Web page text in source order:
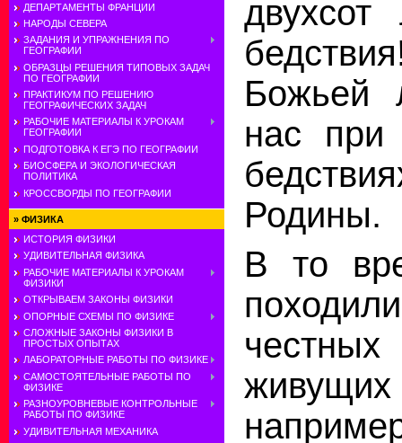
ДЕПАРТАМЕНТЫ ФРАНЦИИ
НАРОДЫ СЕВЕРА
ЗАДАНИЯ И УПРАЖНЕНИЯ ПО
ГЕОГРАФИИ
ОБРАЗЦЫ РЕШЕНИЯ ТИПОВЫХ ЗАДАЧ
ПО ГЕОГРАФИИ
ПРАКТИКУМ ПО РЕШЕНИЮ
ГЕОГРАФИЧЕСКИХ ЗАДАЧ
РАБОЧИЕ МАТЕРИАЛЫ К УРОКАМ
ГЕОГРАФИИ
ПОДГОТОВКА К ЕГЭ ПО ГЕОГРАФИИ
БИОСФЕРА И ЭКОЛОГИЧЕСКАЯ
ПОЛИТИКА
КРОССВОРДЫ ПО ГЕОГРАФИИ
» ФИЗИКА
ИСТОРИЯ ФИЗИКИ
УДИВИТЕЛЬНАЯ ФИЗИКА
РАБОЧИЕ МАТЕРИАЛЫ К УРОКАМ
ФИЗИКИ
ОТКРЫВАЕМ ЗАКОНЫ ФИЗИКИ
ОПОРНЫЕ СХЕМЫ ПО ФИЗИКЕ
СЛОЖНЫЕ ЗАКОНЫ ФИЗИКИ В
ПРОСТЫХ ОПЫТАХ
ЛАБОРАТОРНЫЕ РАБОТЫ ПО ФИЗИКЕ
САМОСТОЯТЕЛЬНЫЕ РАБОТЫ ПО
ФИЗИКЕ
РАЗНОУРОВНЕВЫЕ КОНТРОЛЬНЫЕ
РАБОТЫ ПО ФИЗИКЕ
УДИВИТЕЛЬНАЯ МЕХАНИКА
двухсот
Божьей
нас при
Родины.
В то